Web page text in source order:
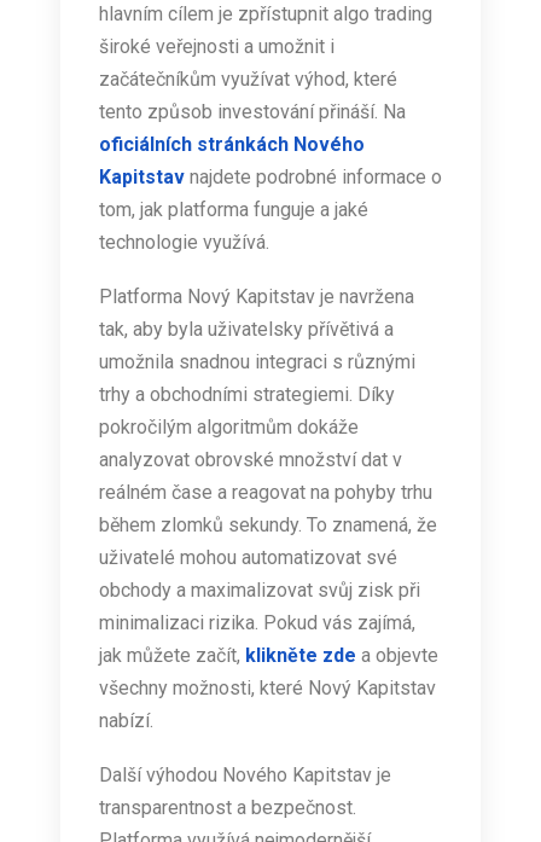
hlavním cílem je zpřístupnit algo trading
široké veřejnosti a umožnit i
začátečníkům využívat výhod, které
tento způsob investování přináší. Na
oficiálních stránkách Nového
Kapitstav najdete podrobné informace o
tom, jak platforma funguje a jaké
technologie využívá.
Platforma Nový Kapitstav je navržena
tak, aby byla uživatelsky přívětivá a
umožnila snadnou integraci s různými
trhy a obchodními strategiemi. Díky
pokročilým algoritmům dokáže
analyzovat obrovské množství dat v
reálném čase a reagovat na pohyby trhu
během zlomků sekundy. To znamená, že
uživatelé mohou automatizovat své
obchody a maximalizovat svůj zisk při
minimalizaci rizika. Pokud vás zajímá,
jak můžete začít, klikněte zde a objevte
všechny možnosti, které Nový Kapitstav
nabízí.
Další výhodou Nového Kapitstav je
transparentnost a bezpečnost.